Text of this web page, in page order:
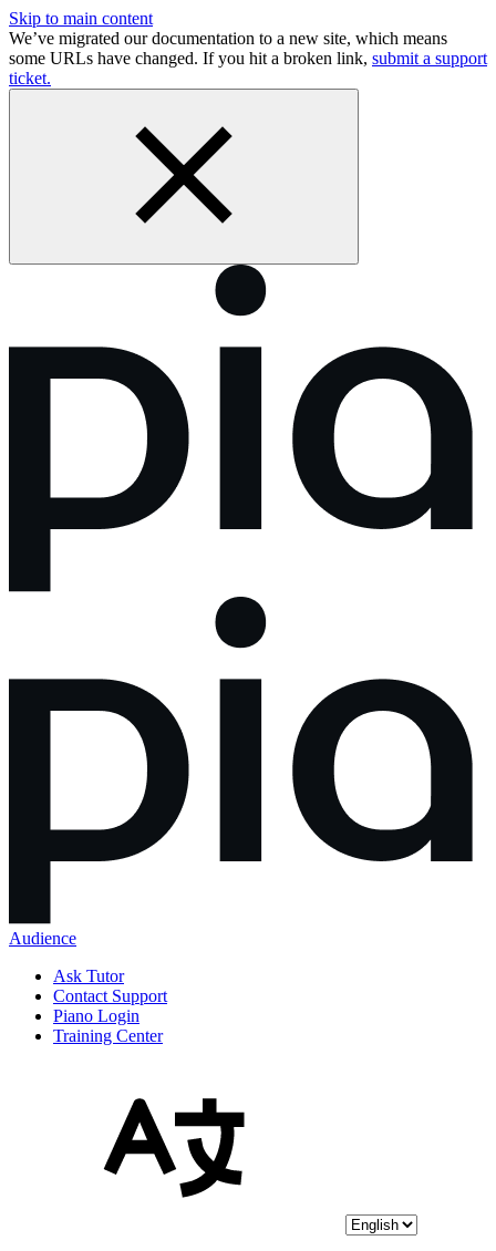
Skip to main content
We’ve migrated our documentation to a new site, which means
some URLs have changed. If you hit a broken link, submit a support
ticket.
Audience
Ask Tutor
Contact Support
Piano Login
Training Center